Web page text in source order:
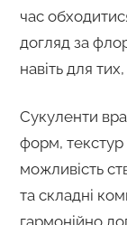
час
догляд за
навіть для
Сукуленти
форм, текстур
можливість
та складні
гармонійно